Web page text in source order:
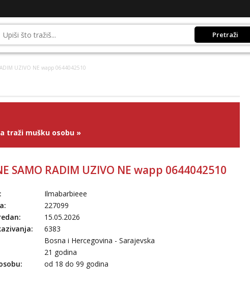
Pretraži
UZIVO NE wapp 0644042510
traži mušku osobu »
SAMO RADIM UZIVO NE wapp 0644042510
Ilmabarbieee
227099
15.05.2026
6383
Bosna i Hercegovina - Sarajevska
21 godina
od 18 do 99 godina